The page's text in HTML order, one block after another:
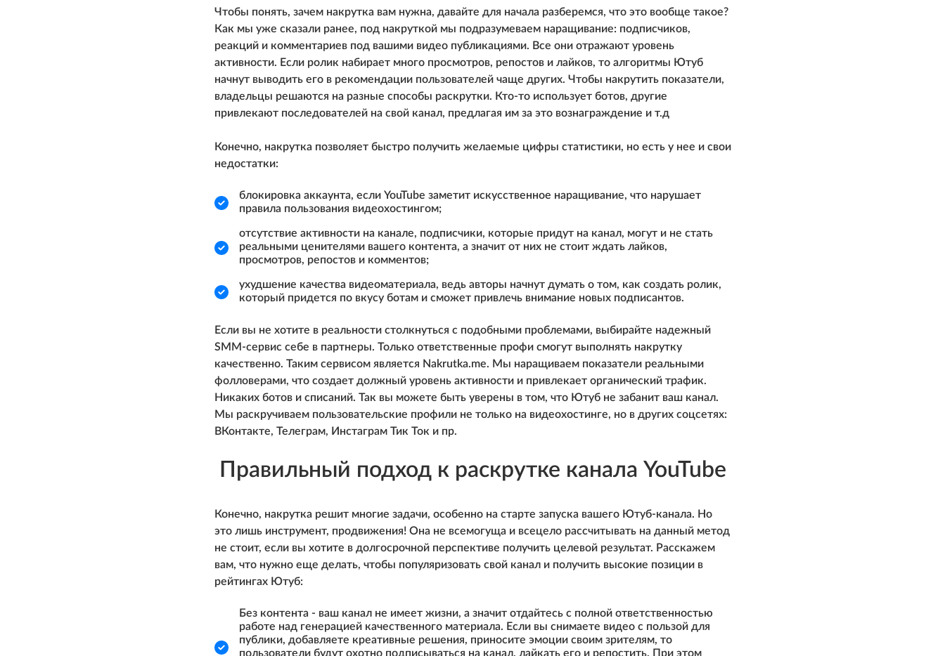
Чтобы понять, зачем накрутка вам нужна, давайте для начала разберемся, что это вообще такое?
Как мы уже сказали ранее, под накруткой мы подразумеваем наращивание: подписчиков,
реакций и комментариев под вашими видео публикациями. Все они отражают уровень
активности. Если ролик набирает много просмотров, репостов и лайков, то алгоритмы Ютуб
начнут выводить его в рекомендации пользователей чаще других. Чтобы накрутить показатели,
владельцы решаются на разные способы раскрутки. Кто-то использует ботов, другие
привлекают последователей на свой канал, предлагая им за это вознаграждение и т.д
Конечно, накрутка позволяет быстро получить желаемые цифры статистики, но есть у нее и свои
недостатки:
блокировка аккаунта, если YouTube заметит искусственное наращивание, что нарушает
правила пользования видеохостингом;
отсутствие активности на канале, подписчики, которые придут на канал, могут и не стать
реальными ценителями вашего контента, а значит от них не стоит ждать лайков,
просмотров, репостов и комментов;
ухудшение качества видеоматериала, ведь авторы начнут думать о том, как создать ролик,
который придется по вкусу ботам и сможет привлечь внимание новых подписантов.
Если вы не хотите в реальности столкнуться с подобными проблемами, выбирайте надежный
SMM-сервис себе в партнеры. Только ответственные профи смогут выполнять накрутку
качественно. Таким сервисом является Nakrutka.me. Мы наращиваем показатели реальными
фолловерами, что создает должный уровень активности и привлекает органический трафик.
Никаких ботов и списаний. Так вы можете быть уверены в том, что Ютуб не забанит ваш канал.
Мы раскручиваем пользовательские профили не только на видеохостинге, но в других соцсетях:
ВКонтакте, Телеграм, Инстаграм Тик Ток и пр.
Правильный подход к раскрутке канала YouTube
Конечно, накрутка решит многие задачи, особенно на старте запуска вашего Ютуб-канала. Но
это лишь инструмент, продвижения! Она не всемогуща и всецело рассчитывать на данный метод
не стоит, если вы хотите в долгосрочной перспективе получить целевой результат. Расскажем
вам, что нужно еще делать, чтобы популяризовать свой канал и получить высокие позиции в
рейтингах Ютуб:
Без контента - ваш канал не имеет жизни, а значит отдайтесь с полной ответственностью
работе над генерацией качественного материала. Если вы снимаете видео с пользой для
публики, добавляете креативные решения, приносите эмоции своим зрителям, то
пользователи будут охотно подписываться на канал, лайкать его и репостить. При этом